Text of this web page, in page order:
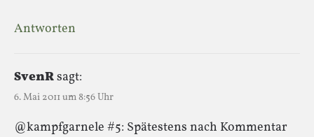
Antworten
SvenRsagt:
6. Mai 2011 um 8:56 Uhr
@kampfgarnele #5: Spätestens nach Kommentar